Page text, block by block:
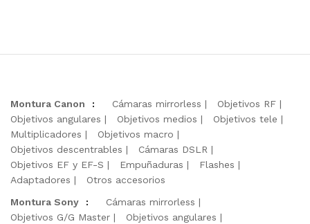
Montura Canon : Cámaras mirrorless
Objetivos RF
Objetivos angulares
Objetivos medios
Objetivos tele
Multiplicadores
Objetivos macro
Objetivos descentrables
Cámaras DSLR
Objetivos EF y EF-S
Empuñaduras
Flashes
Adaptadores
Otros accesorios
Montura Sony
:
Cámaras mirrorless
Objetivos G/G Master
Objetivos angulares